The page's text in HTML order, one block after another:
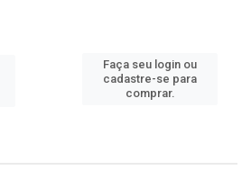
Faça seu login ou
cadastre-se para
comprar.